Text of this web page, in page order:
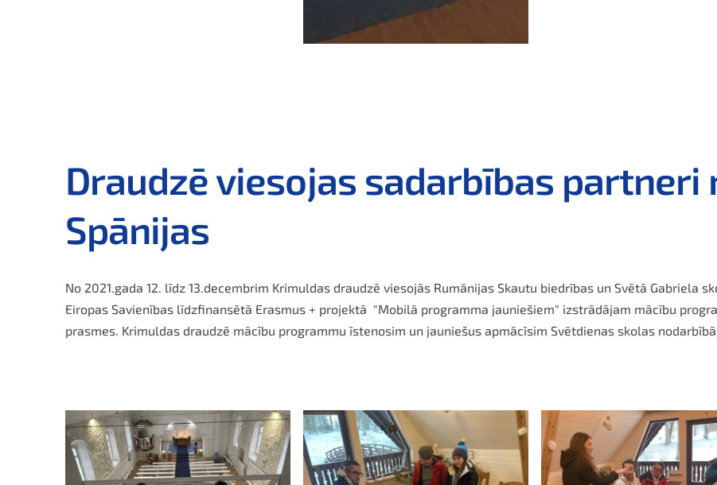
Draudzē viesojas sadarbības partneri
Spānijas
No 2021.gada 12. līdz 13.decembrim Krimuldas draudzē viesojās Rumānijas Skautu biedrības un Svētā Gabriela
Eiropas Savienības līdzfinansētā Erasmus + projektā "Mobilā programma jauniešiem" izstrādājam mācību
prasmes. Krimuldas draudzē mācību programmu īstenosim un jauniešus apmācīsim Svētdienas skolas